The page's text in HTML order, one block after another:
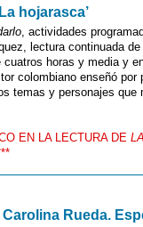
hojarasca’
, actividades
lectura continuada de
cuatros horas y media y
colombiano enseñó
temas y personajes que
EN LA LECTURA DE
Rueda.